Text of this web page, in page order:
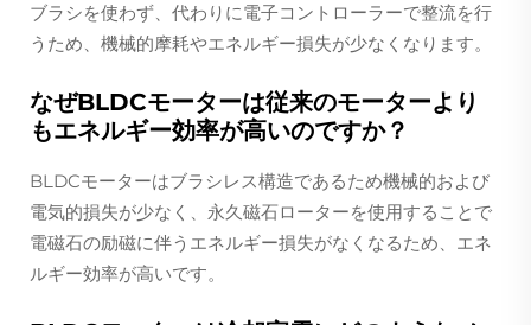
ブラシを使わず、代わりに電子コントローラーで整流を行
うため、機械的摩耗やエネルギー損失が少なくなります。
なぜBLDCモーターは従来のモーターより
もエネルギー効率が高いのですか？
BLDCモーターはブラシレス構造であるため機械的および
電気的損失が少なく、永久磁石ローターを使用することで
電磁石の励磁に伴うエネルギー損失がなくなるため、エネ
ルギー効率が高いです。